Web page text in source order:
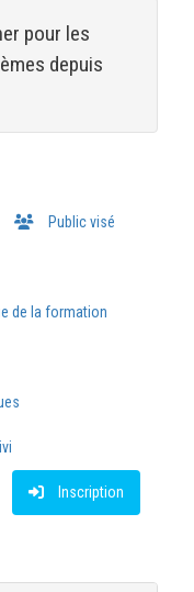
pour les
depuis
Public visé
de la formation
Inscription